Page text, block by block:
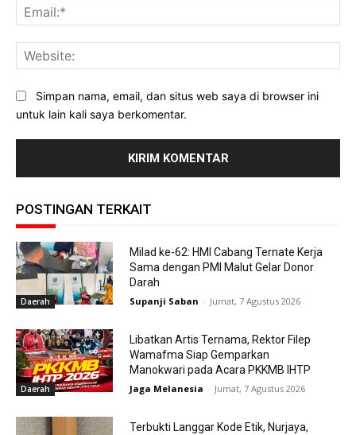
Simpan nama, email, dan situs web saya di browser ini
untuk lain kali saya berkomentar.
POSTINGAN TERKAIT
Daerah
Milad ke-62: HMI Cabang Ternate Kerja
Sama dengan PMI Malut Gelar Donor
Darah
Supanji Saban - Jumat, 7 Agustus 2026
Daerah
Libatkan Artis Ternama, Rektor Filep
Wamafma Siap Gemparkan
Manokwari pada Acara PKKMB IHTP
Jaga Melanesia - Jumat, 7 Agustus 2026
Terbukti Langgar Kode Etik, Nurjaya,